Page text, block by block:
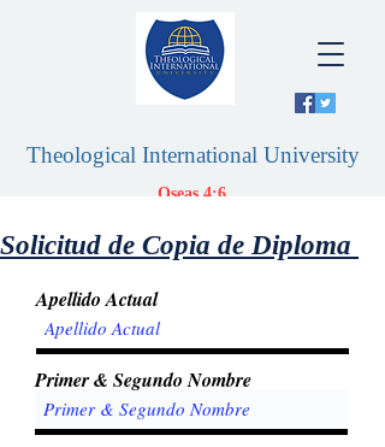
Theological International University
Oseas 4:6
Log In
ONLINE CLASSES
Solicitud de Copia de Diploma
Apellido Actual
Primer & Segundo Nombre